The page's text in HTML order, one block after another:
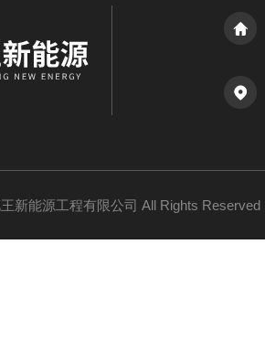
王新能源工程有限公司 All Rights